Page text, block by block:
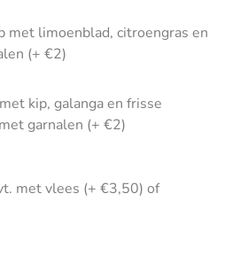
met limoenblad, citroengras en
(+ €2)
kip, galanga en frisse
garnalen (+ €2)
met vlees (+ €3,50) of